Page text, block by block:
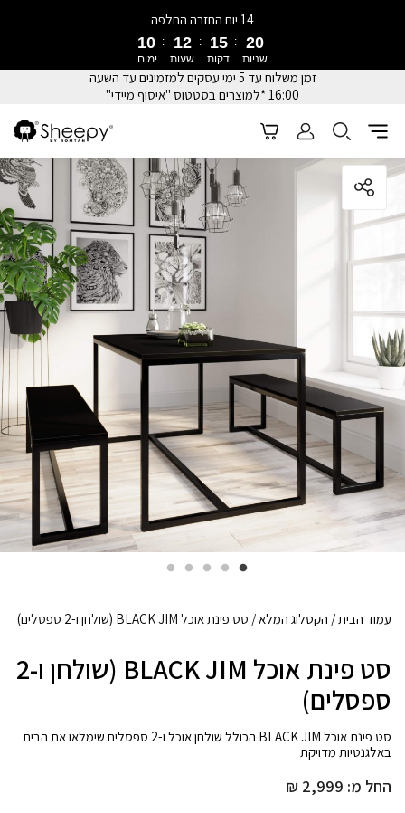
זמן משלוח עד 5 ימי עסקים למזמינים עד השעה
16:00 *למוצרים בסטטוס "איסוף מיידי"
14 יום החזרה החלפה
10
ימים
12
שעות
15
דקות
20
שניות
עמוד הבית/ הקטלוג המלא/ סט פינת אוכל BLACK JIM (שולחן ו-2 ספסלים)
סט פינת אוכל BLACK JIM (שולחן ו-2
ספסלים)
סט פינת אוכל BLACK JIM הכולל שולחן אוכל ו-2 ספסלים שימלאו את הבית
באלגנטיות מדויקת
החל מ: ₪ 2,999